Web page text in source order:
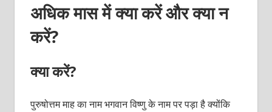
अधिक मास में क्या करें और क्या न
करें?
क्या करें?
पुरुषोत्तम माह का नाम भगवान विष्णु के नाम पर पड़ा है क्योंकि